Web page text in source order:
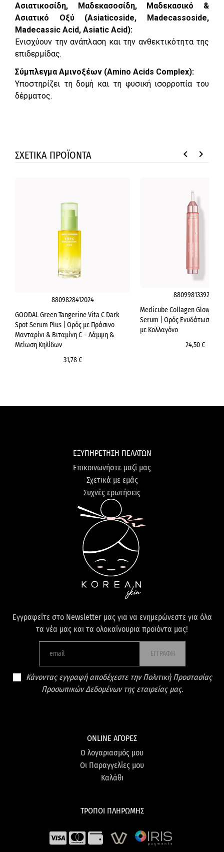
Ασιατικοσίδη, Μαδεκασοσίδη, Μαδεκασικό &
Ασιατικό Οξύ (Asiaticoside, Madecassoside,
Madecassic Acid, Asiatic Acid):
Ενισχύουν την ανάπλαση και την ανθεκτικότητα της
επιδερμίδας.
Σύμπλεγμα Αμινοξέων (Amino Acids Complex):
Υποστηρίζει τη δομή και τη φυσική ισορροπία του
δέρματος.
ΣΧΕΤΙΚΑ ΠΡΟΪΟΝΤΑ keyboard_arrow_left keyboard_arrow_right
8809828412024
GOODAL Green Tangerine Vita C Dark
Spot Serum Plus | Ορός με Πράσινο
Μανταρίνι & Βιταμίνη C – Λάμψη &
Μείωση Κηλίδων
31,78 €
8809981339206
Medicube Collagen Glow
Serum | Ορός Ενυδάτωσης
με Κολλαγόνο
24,50 €
ΕΞΥΠΗΡΕΤΗΣΗ ΠΕΛΑΤΩΝ
Επικοινωνήστε μαζί μας
Σχετικά με εμάς
Συχνές ερωτήσεις
Εγγραφείτε στο Newsletter μας για να ενημερώνεστε για όλα
τα νέα μας και τα ολοκαίνουρια προϊόντα μας!
ΕΓΓΡΑΦΗ
Κάνοντας εγγραφή αποδέχεστε την Πολιτική Προστασίας
Προσωπικών Δεδομένων της εταιρείας μας.
ONLINE ΑΓΟΡΕΣ
Ο λογαριασμός μου
Οι Παραγγελίες μου
Καλάθι
ΤΡΟΠΟΙ ΠΛΗΡΩΜΗΣ